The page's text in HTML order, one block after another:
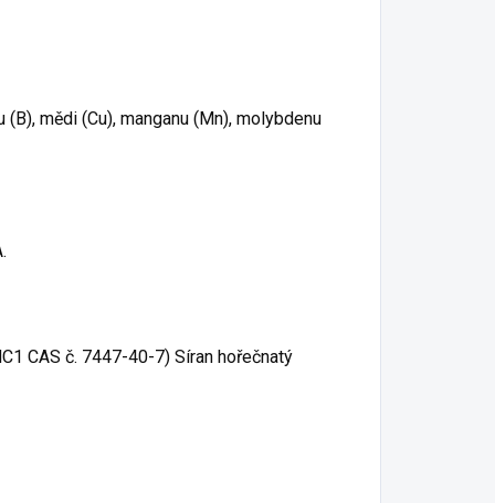
mědi (Cu), manganu (Mn), molybdenu
CAS č. 7447-40-7) Síran hořečnatý